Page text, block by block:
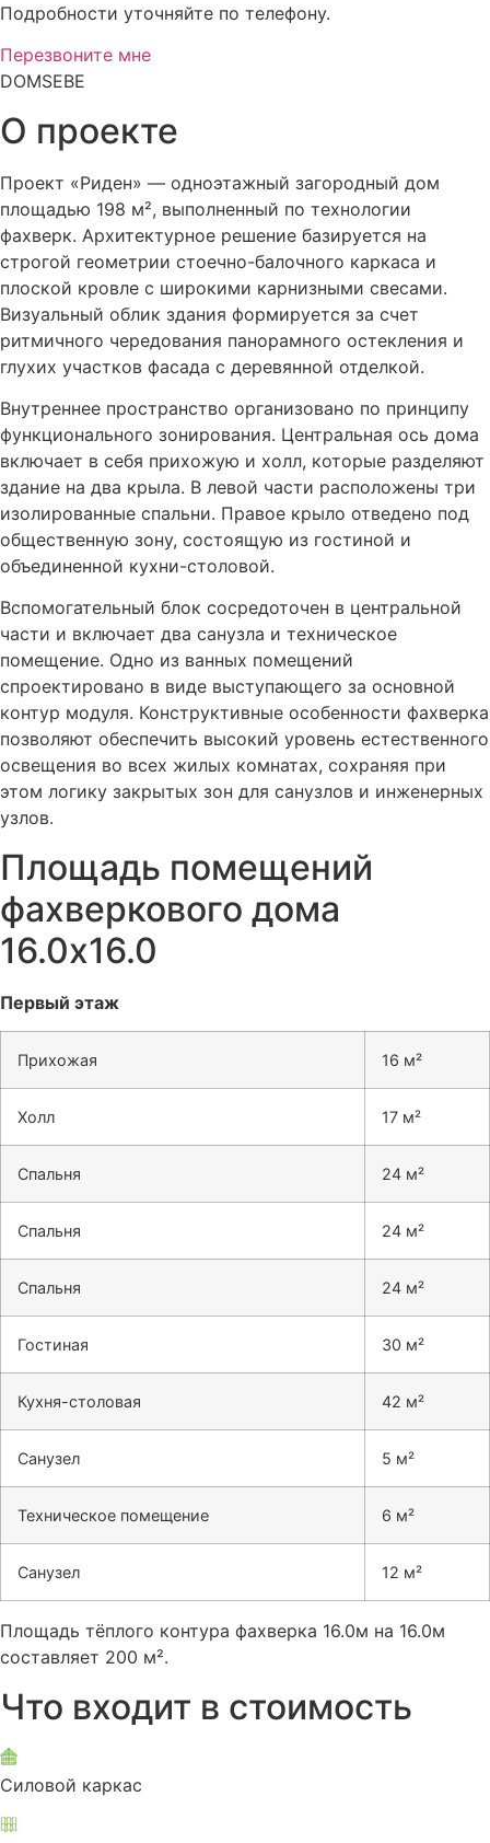
Подробности уточняйте по телефону.
Перезвоните мне
DOMSEBE
О проекте
Проект «Риден» — одноэтажный загородный дом
площадью 198 м², выполненный по технологии
фахверк. Архитектурное решение базируется на
строгой геометрии стоечно-балочного каркаса и
плоской кровле с широкими карнизными свесами.
Визуальный облик здания формируется за счет
ритмичного чередования панорамного остекления и
глухих участков фасада с деревянной отделкой.
Внутреннее пространство организовано по принципу
функционального зонирования. Центральная ось дома
включает в себя прихожую и холл, которые разделяют
здание на два крыла. В левой части расположены три
изолированные спальни. Правое крыло отведено под
общественную зону, состоящую из гостиной и
объединенной кухни-столовой.
Вспомогательный блок сосредоточен в центральной
части и включает два санузла и техническое
помещение. Одно из ванных помещений
спроектировано в виде выступающего за основной
контур модуля. Конструктивные особенности фахверка
позволяют обеспечить высокий уровень естественного
освещения во всех жилых комнатах, сохраняя при
этом логику закрытых зон для санузлов и инженерных
узлов.
Площадь помещений
фахверкового дома
16.0х16.0
Первый этаж
Прихожая 16 м²
Холл 17 м²
Спальня 24 м²
Спальня 24 м²
Спальня 24 м²
Гостиная 30 м²
Кухня-столовая 42 м²
Санузел 5 м²
Техническое помещение 6 м²
Санузел 12 м²
Площадь тёплого контура фахверка 16.0м на 16.0м
составляет 200 м².
Что входит в стоимость
Силовой каркас